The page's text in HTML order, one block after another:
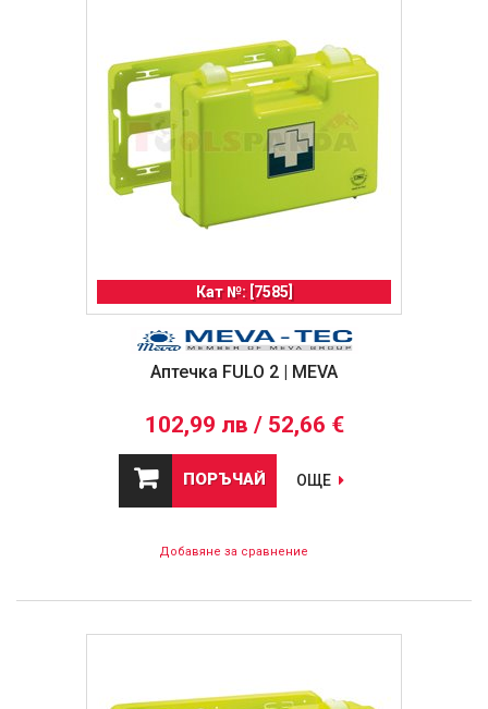
Кат №: [7585]
Аптечка FULO 2 | MEVA
102,99 лв / 52,66 €
ПОРЪЧАЙ ОЩЕ
Добавяне за сравнение